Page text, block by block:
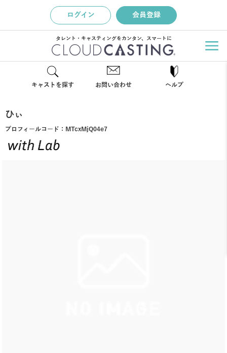
ログイン 会員登録
タレント・キャスティングをカンタン、スマートに
キャストを探す お問い合わせ ヘルプ
ひぃ
プロフィールコード： MTcxMjQ04e7